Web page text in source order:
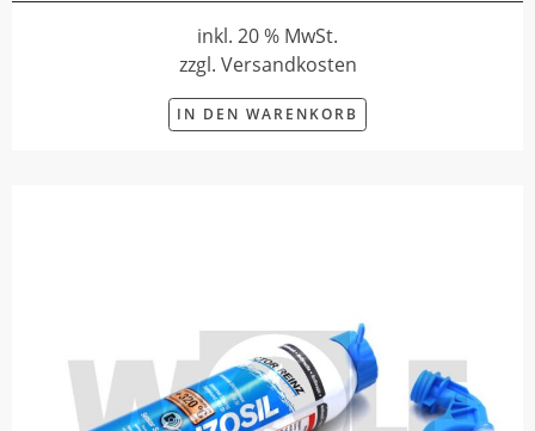
inkl. 20 % MwSt.
zzgl. Versandkosten
IN DEN WARENKORB